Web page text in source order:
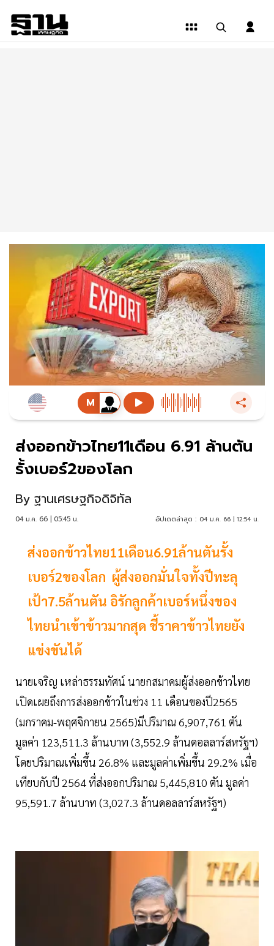
ส่งออกข้าวไทย11เดือน 6.91 ล้านตัน
รั้งเบอร์2ของโลก
By ฐานเศรษฐกิจดิจิทัล
04 ม.ค. 66 | 05:45 น. อัปเดตล่าสุด : 04 ม.ค. 66 | 12:54 น.
ส่งออกข้าวไทย11เดือน6.91ล้านตันรั้ง
เบอร์2ของโลก ผู้ส่งออกมั่นใจทั้งปีทะลุ
เป้า7.5ล้านตัน อิรักลูกค้าเบอร์หนึ่งของ
ไทยนำเข้าข้าวมากสุด ชี้ราคาข้าวไทยยัง
แข่งขันได้
นายเจริญ เหล่าธรรมทัศน์ นายกสมาคมผู้ส่งออกข้าวไทย
เปิดเผยถึงการส่งออกข้าวในช่วง 11 เดือนของปี2565
(มกราคม-พฤศจิกายน 2565)มีปริมาณ 6,907,761 ตัน
มูลค่า 123,511.3 ล้านบาท (3,552.9 ล้านดอลลาร์สหรัฐฯ)
โดยปริมาณเพิ่มขึ้น 26.8% และมูลค่าเพิ่มขึ้น 29.2% เมื่อ
เทียบกับปี 2564 ที่ส่งออกปริมาณ 5,445,810 ตัน มูลค่า
95,591.7 ล้านบาท (3,027.3 ล้านดอลลาร์สหรัฐฯ)